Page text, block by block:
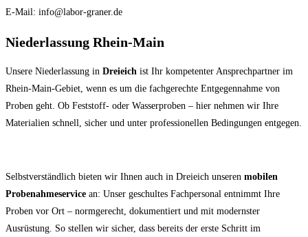
E-Mail: info@labor-graner.de
Niederlassung Rhein-Main
Unsere Niederlassung in Dreieich ist Ihr kompetenter Ansprechpartner im
Rhein-Main-Gebiet, wenn es um die fachgerechte Entgegennahme von
Proben geht. Ob Feststoff- oder Wasserproben – hier nehmen wir Ihre
Materialien schnell, sicher und unter professionellen Bedingungen entgegen.
Selbstverständlich bieten wir Ihnen auch in Dreieich unseren mobilen
Probenahmeservice an: Unser geschultes Fachpersonal entnimmt Ihre
Proben vor Ort – normgerecht, dokumentiert und mit modernster
Ausrüstung. So stellen wir sicher, dass bereits der erste Schritt im